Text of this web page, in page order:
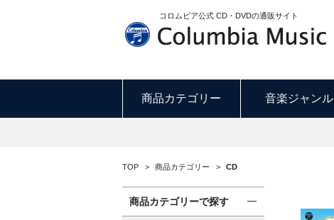
コロムビア公式 CD・DVDの通販サイト
商品カテゴリー 音楽ジャンル
TOP > 商品カテゴリー > CD
商品カテゴリーで探す